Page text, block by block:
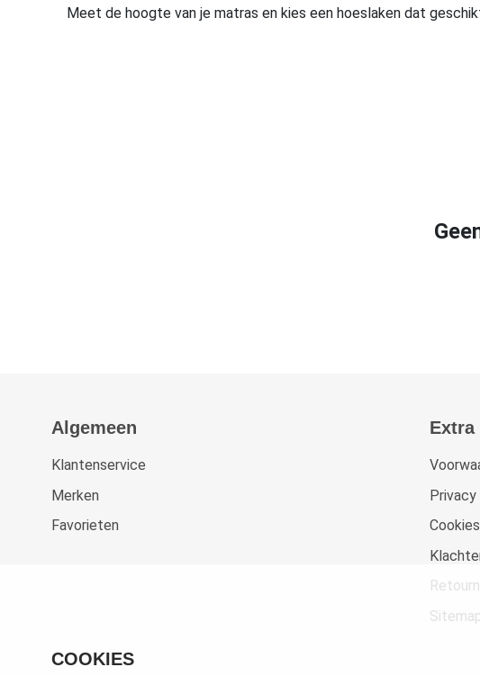
Meet de hoogte van je matras en kies een hoeslaken dat
Algemeen
Klantenservice
Merken
Favorieten
Extra
Privacy
Cookies
COOKIES